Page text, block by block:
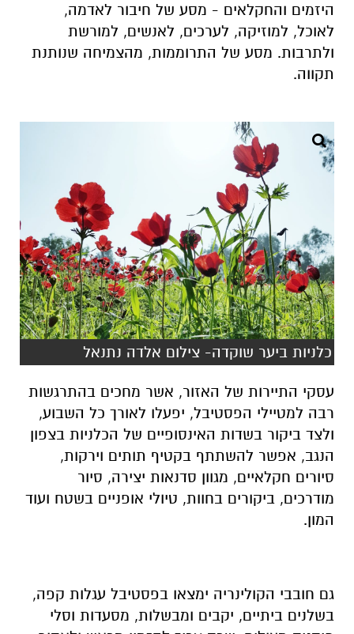
היזמים והחקלאים - מסע של חיבור לאדמה,
לאוכל, למוזיקה, לערכים, לאנשים, למורשת
ולתרבות. מסע של התרוממות, מהצמיחה שנותנת
תקווה.
כלניות ביער שוקדה- צילום אלדה נתנאל
עסקי התיירות של האזור, אשר מחכים בהתרגשות
רבה למטיילי הפסטיבל, יפעלו לאורך כל השבוע,
ולצד ביקור בשדות האינסופיים של הכלניות בצפון
הנגב, אפשר להשתתף בקטיף תותים וירקות,
סיורים חקלאיים, מגוון סדנאות יצירה, סיור
מודרכים, ביקורים בחוות, טיולי אופניים בשטח ועוד
המון.
גם חובבי הקולינריה ימצאו בפסטיבל עגלות קפה,
בשלנים ביתיים, יקבים ומבשלות, מסעדות וסלי